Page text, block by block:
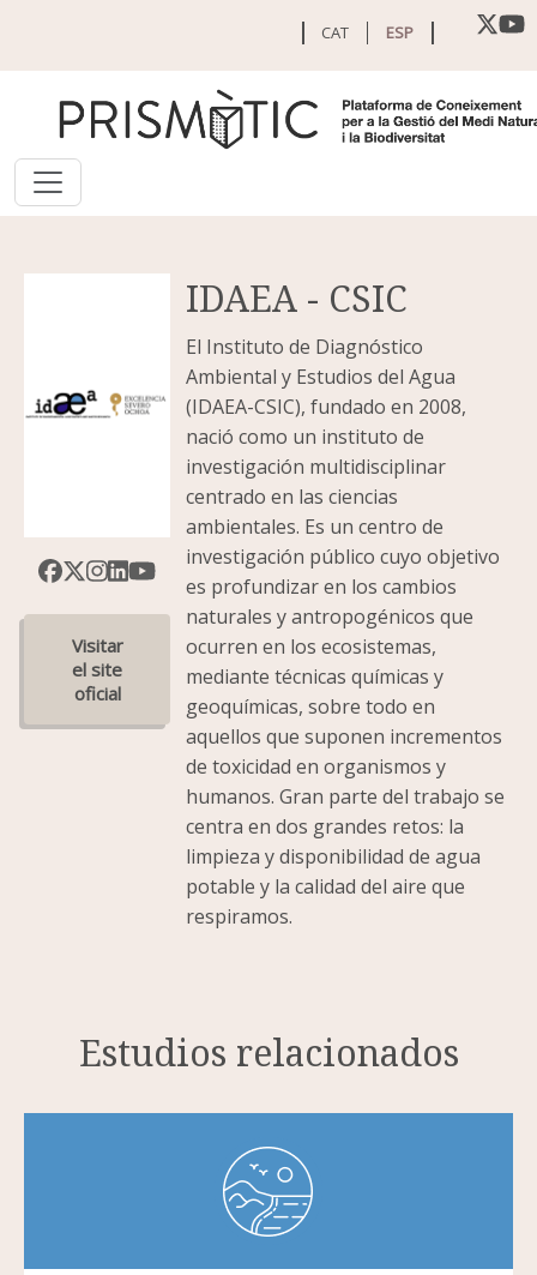
CAT ESP
IDAEA - CSIC
El Instituto de Diagnóstico
Ambiental y Estudios del Agua
(IDAEA-CSIC), fundado en 2008,
nació como un instituto de
investigación multidisciplinar
centrado en las ciencias
ambientales. Es un centro de
investigación público cuyo objetivo
es profundizar en los cambios
naturales y antropogénicos que
ocurren en los ecosistemas,
mediante técnicas químicas y
geoquímicas, sobre todo en
aquellos que suponen incrementos
de toxicidad en organismos y
humanos. Gran parte del trabajo se
centra en dos grandes retos: la
limpieza y disponibilidad de agua
potable y la calidad del aire que
respiramos.
Estudios relacionados